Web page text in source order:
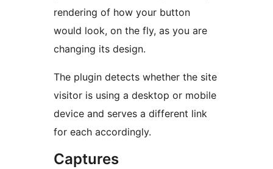
rendering of how your button
would look, on the fly, as you are
changing its design.
The plugin detects whether the site
visitor is using a desktop or mobile
device and serves a different link
for each accordingly.
Captures